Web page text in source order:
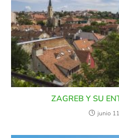
ZAGREB Y SU
junio